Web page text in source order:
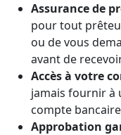
Assurance de
pour tout
ou de vous
avant de
Accès à votre
jamais fournir à
compte
Approbation